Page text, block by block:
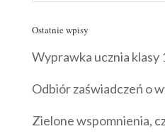
Ostatnie wpisy
Wyprawka ucznia klasy
Odbiór zaświadczeń o
Zielone wspomnienia,